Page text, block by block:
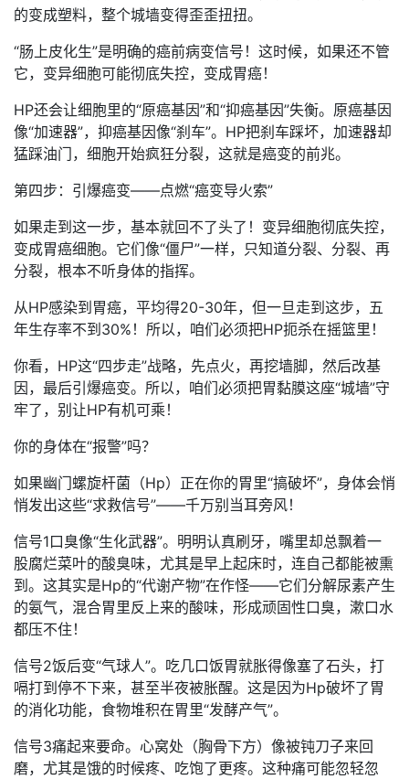
的变成塑料，整个城墙变得歪歪扭扭。
“肠上皮化生”是明确的癌前病变信号！这时候，如果还不管
它，变异细胞可能彻底失控，变成胃癌！
HP还会让细胞里的“原癌基因”和“抑癌基因”失衡。原癌基因
像“加速器”，抑癌基因像“刹车”。HP把刹车踩坏，加速器却
猛踩油门，细胞开始疯狂分裂，这就是癌变的前兆。
第四步：引爆癌变——点燃“癌变导火索”
如果走到这一步，基本就回不了头了！变异细胞彻底失控，
变成胃癌细胞。它们像“僵尸”一样，只知道分裂、分裂、再
分裂，根本不听身体的指挥。
从HP感染到胃癌，平均得20-30年，但一旦走到这步，五
年生存率不到30%！所以，咱们必须把HP扼杀在摇篮里！
你看，HP这“四步走”战略，先点火，再挖墙脚，然后改基
因，最后引爆癌变。所以，咱们必须把胃黏膜这座“城墙”守
牢了，别让HP有机可乘！
你的身体在“报警”吗？
如果幽门螺旋杆菌（Hp）正在你的胃里“搞破坏”，身体会悄
悄发出这些“求救信号”——千万别当耳旁风！
信号1口臭像“生化武器”。明明认真刷牙，嘴里却总飘着一
股腐烂菜叶的酸臭味，尤其是早上起床时，连自己都能被熏
到。这其实是Hp的“代谢产物”在作怪——它们分解尿素产生
的氨气，混合胃里反上来的酸味，形成顽固性口臭，漱口水
都压不住！
信号2饭后变“气球人”。吃几口饭胃就胀得像塞了石头，打
嗝打到停不下来，甚至半夜被胀醒。这是因为Hp破坏了胃
的消化功能，食物堆积在胃里“发酵产气”。
信号3痛起来要命。心窝处（胸骨下方）像被钝刀子来回
磨，尤其是饿的时候疼、吃饱了更疼。这种痛可能忽轻忽